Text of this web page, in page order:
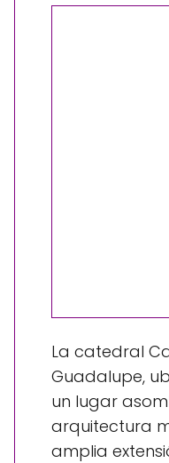
La catedral
Guadalupe,
un lugar
arquitectura
amplia